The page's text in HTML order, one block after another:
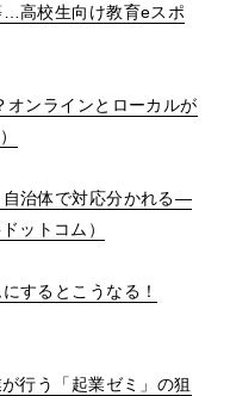
…高校生向け教育eスポ
オンラインとローカルが
）
治体で対応分かれる―
ットコム）
するとこうなる！
行う「起業ゼミ」の狙